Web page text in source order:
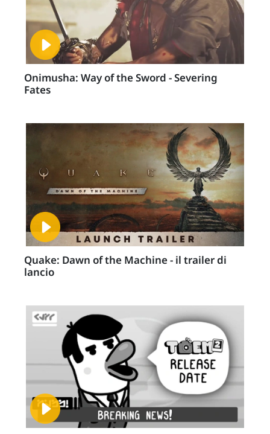
Onimusha: Way of the Sword - Severing
Fates
Quake: Dawn of the Machine - il trailer di
lancio